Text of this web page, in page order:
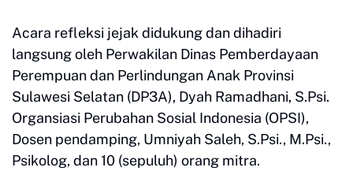
Acara refleksi jejak didukung dan dihadiri
langsung oleh Perwakilan Dinas Pemberdayaan
Perempuan dan Perlindungan Anak Provinsi
Sulawesi Selatan (DP3A), Dyah Ramadhani, S.Psi.
Organsiasi Perubahan Sosial Indonesia (OPSI),
Dosen pendamping, Umniyah Saleh, S.Psi., M.Psi.,
Psikolog, dan 10 (sepuluh) orang mitra.